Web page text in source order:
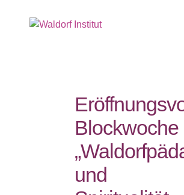
Blockwoche
und